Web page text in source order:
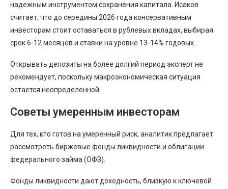
надежным инструментом сохранения капитала. Исаков
считает, что до середины 2026 года консервативным
инвесторам стоит оставаться в рублевых вкладах, выбирая
срок 6-12 месяцев и ставки на уровне 13-14% годовых.
Открывать депозиты на более долгий период эксперт не
рекомендует, поскольку макроэкономическая ситуация
остается неопределенной.
Советы умеренным инвесторам
Для тех, кто готов на умеренный риск, аналитик предлагает
рассмотреть биржевые фонды ликвидности и облигации
федерального займа (ОФЗ).
Фонды ликвидности дают доходность, близкую к ключевой